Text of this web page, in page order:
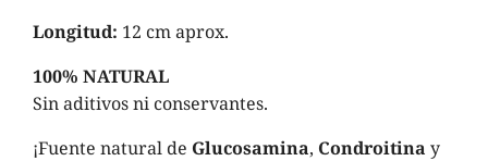
Longitud: 12 cm aprox.
100% NATURAL
Sin aditivos ni conservantes.
¡Fuente natural de Glucosamina, Condroitina y